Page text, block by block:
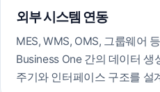
외부 시스템 연동
MES, WMS, OMS, 그룹웨어
Business One 간의 데이터 생
주기와 인터페이스 구조를 설